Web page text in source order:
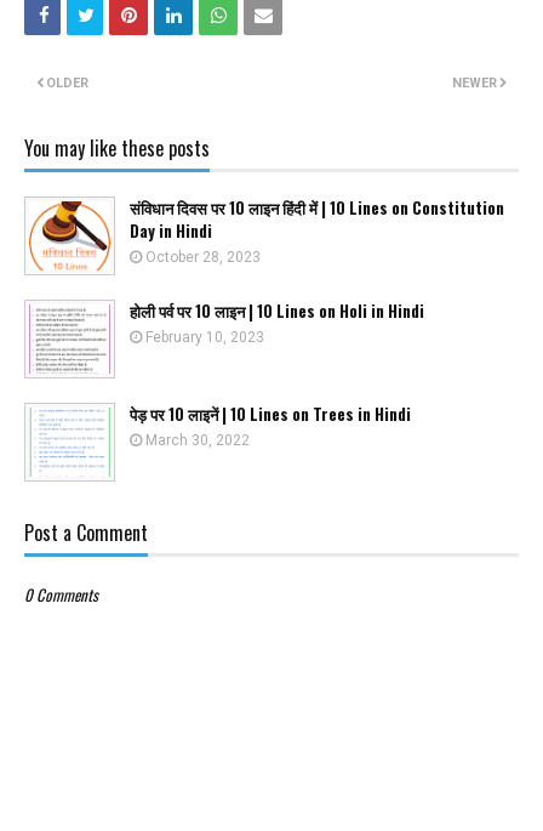
NEWER
OLDER
You may like these posts
संविधान दिवस पर 10 लाइन हिंदी में | 10 Lines on Constitution
Day in Hindi
October 28, 2023
होली पर्व पर 10 लाइन | 10 Lines on Holi in Hindi
February 10, 2023
पेड़ पर 10 लाइनें | 10 Lines on Trees in Hindi
March 30, 2022
Post a Comment
0 Comments